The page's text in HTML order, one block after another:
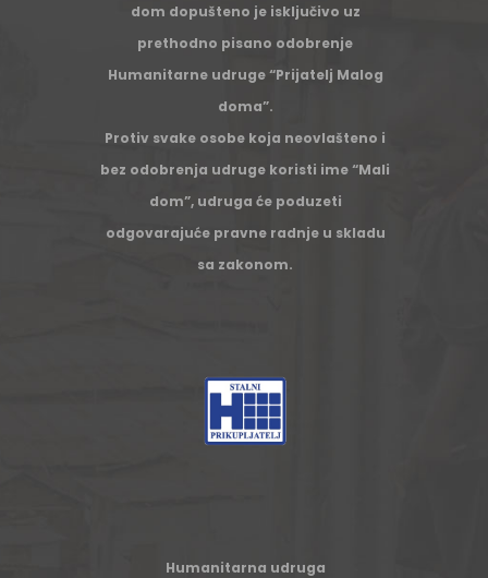
dom dopušteno je isključivo uz
prethodno pisano odobrenje
Humanitarne udruge “Prijatelj Malog
doma”.
Protiv svake osobe koja neovlašteno i
bez odobrenja udruge koristi ime “Mali
dom”, udruga će poduzeti
odgovarajuće pravne radnje u skladu
sa zakonom.
Humanitarna udruga